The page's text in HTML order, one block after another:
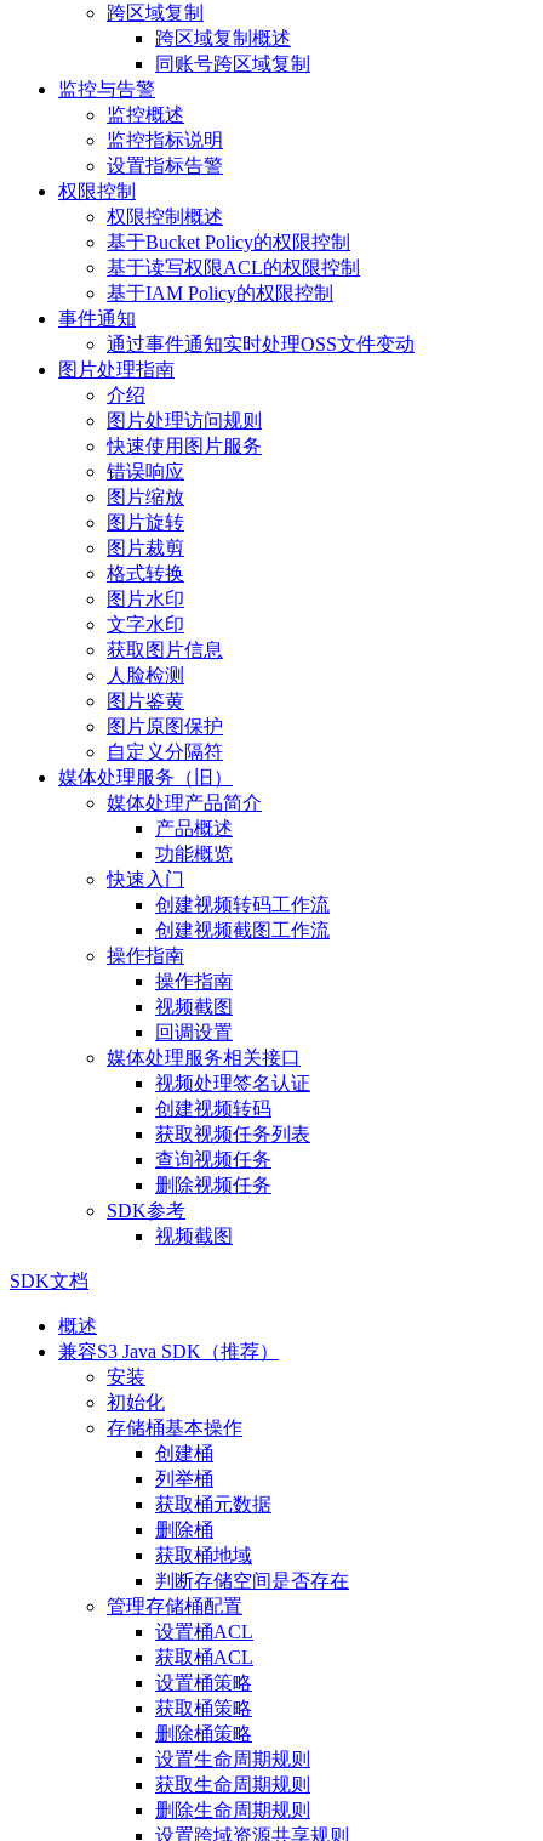
跨区域复制
跨区域复制概述
同账号跨区域复制
监控与告警
监控概述
监控指标说明
设置指标告警
权限控制
权限控制概述
基于Bucket Policy的权限控制
基于读写权限ACL的权限控制
基于IAM Policy的权限控制
事件通知
通过事件通知实时处理OSS文件变动
图片处理指南
介绍
图片处理访问规则
快速使用图片服务
错误响应
图片缩放
图片旋转
图片裁剪
格式转换
图片水印
文字水印
获取图片信息
人脸检测
图片鉴黄
图片原图保护
自定义分隔符
媒体处理服务（旧）
媒体处理产品简介
产品概述
功能概览
快速入门
创建视频转码工作流
创建视频截图工作流
操作指南
操作指南
视频截图
回调设置
媒体处理服务相关接口
视频处理签名认证
创建视频转码
获取视频任务列表
查询视频任务
删除视频任务
SDK参考
视频截图
SDK文档
概述
兼容S3 Java SDK（推荐）
安装
初始化
存储桶基本操作
创建桶
列举桶
获取桶元数据
删除桶
获取桶地域
判断存储空间是否存在
管理存储桶配置
设置桶ACL
获取桶ACL
设置桶策略
获取桶策略
删除桶策略
设置生命周期规则
获取生命周期规则
删除生命周期规则
设置跨域资源共享规则